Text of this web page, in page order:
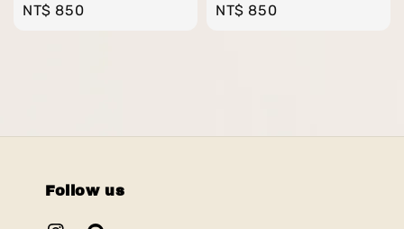
Regular
NT$ 850
Regular
NT$ 850
Follow us